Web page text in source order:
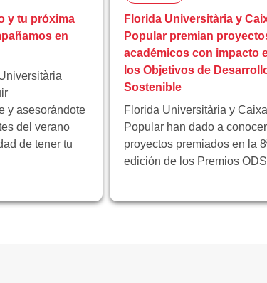
y tu próxima
en
y asesorándote
del verano
de tener tu
Florida Universitària y
Popular premian
académicos con impacto
los Objetivos de
Sostenible
Florida Universitària y Caixa
Popular han dado a
proyectos premiados en la
edición de los Premios